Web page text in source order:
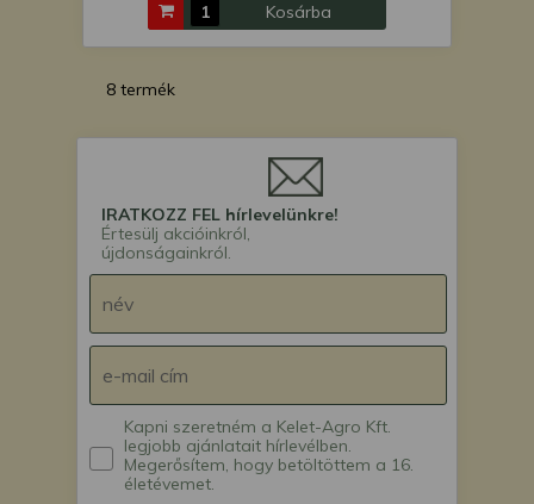
Kosárba
8 termék
IRATKOZZ FEL hírlevelünkre!
Értesülj akcióinkról,
újdonságainkról.
Kapni szeretném a Kelet-Agro Kft.
legjobb ajánlatait hírlevélben.
Megerősítem, hogy betöltöttem a 16.
életévemet.